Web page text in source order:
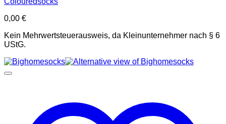
0,00 €
Kein Mehrwertsteuerausweis, da Kleinunternehmer nach § 6
UStG.